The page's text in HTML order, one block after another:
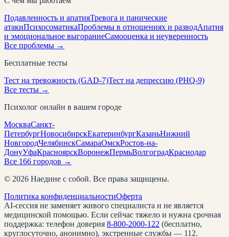
Подавленность и апатияТревога и панические
атакиПсихосоматикаПроблемы в отношениях и разводАпатия
и эмоциональное выгораниеСамооценка и неуверенность
Все проблемы →
Бесплатные тесты
Тест на тревожность (GAD-7)Тест на депрессию (PHQ-9)
Все тесты →
Психолог онлайн в вашем городе
МоскваСанкт-
ПетербургНовосибирскЕкатеринбургКазаньНижний
НовгородЧелябинскСамараОмскРостов-на-
ДонуУфаКрасноярскВоронежПермьВолгоградКраснодар
Все 166 городов →
© 2026 Наедине с собой. Все права защищены.
Политика конфиденциальностиОферта
AI-сессия не заменяет живого специалиста и не является
медицинской помощью. Если сейчас тяжело и нужна срочная
поддержка: телефон доверия 8-800-2000-122 (бесплатно,
круглосуточно, анонимно), экстренные службы — 112.